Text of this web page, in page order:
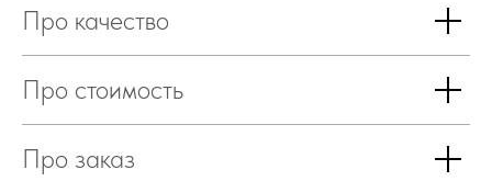
Про качество
Про стоимость
Про заказ